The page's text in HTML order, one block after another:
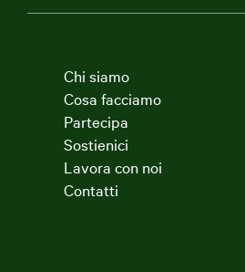
Chi siamo
Cosa facciamo
Partecipa
Sostienici
Lavora con noi
Contatti